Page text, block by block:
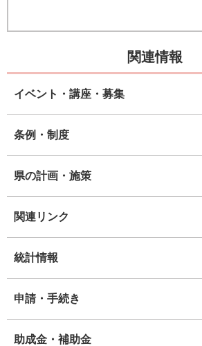
関連情報
イベント・講座・募集
条例・制度
県の計画・施策
関連リンク
統計情報
申請・手続き
助成金・補助金